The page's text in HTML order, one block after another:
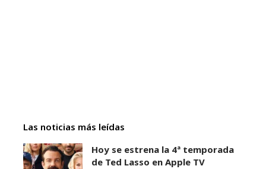
Las noticias más leídas
Hoy se estrena la 4ª temporada
de Ted Lasso en Apple TV